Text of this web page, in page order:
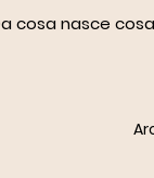
cosa nasce